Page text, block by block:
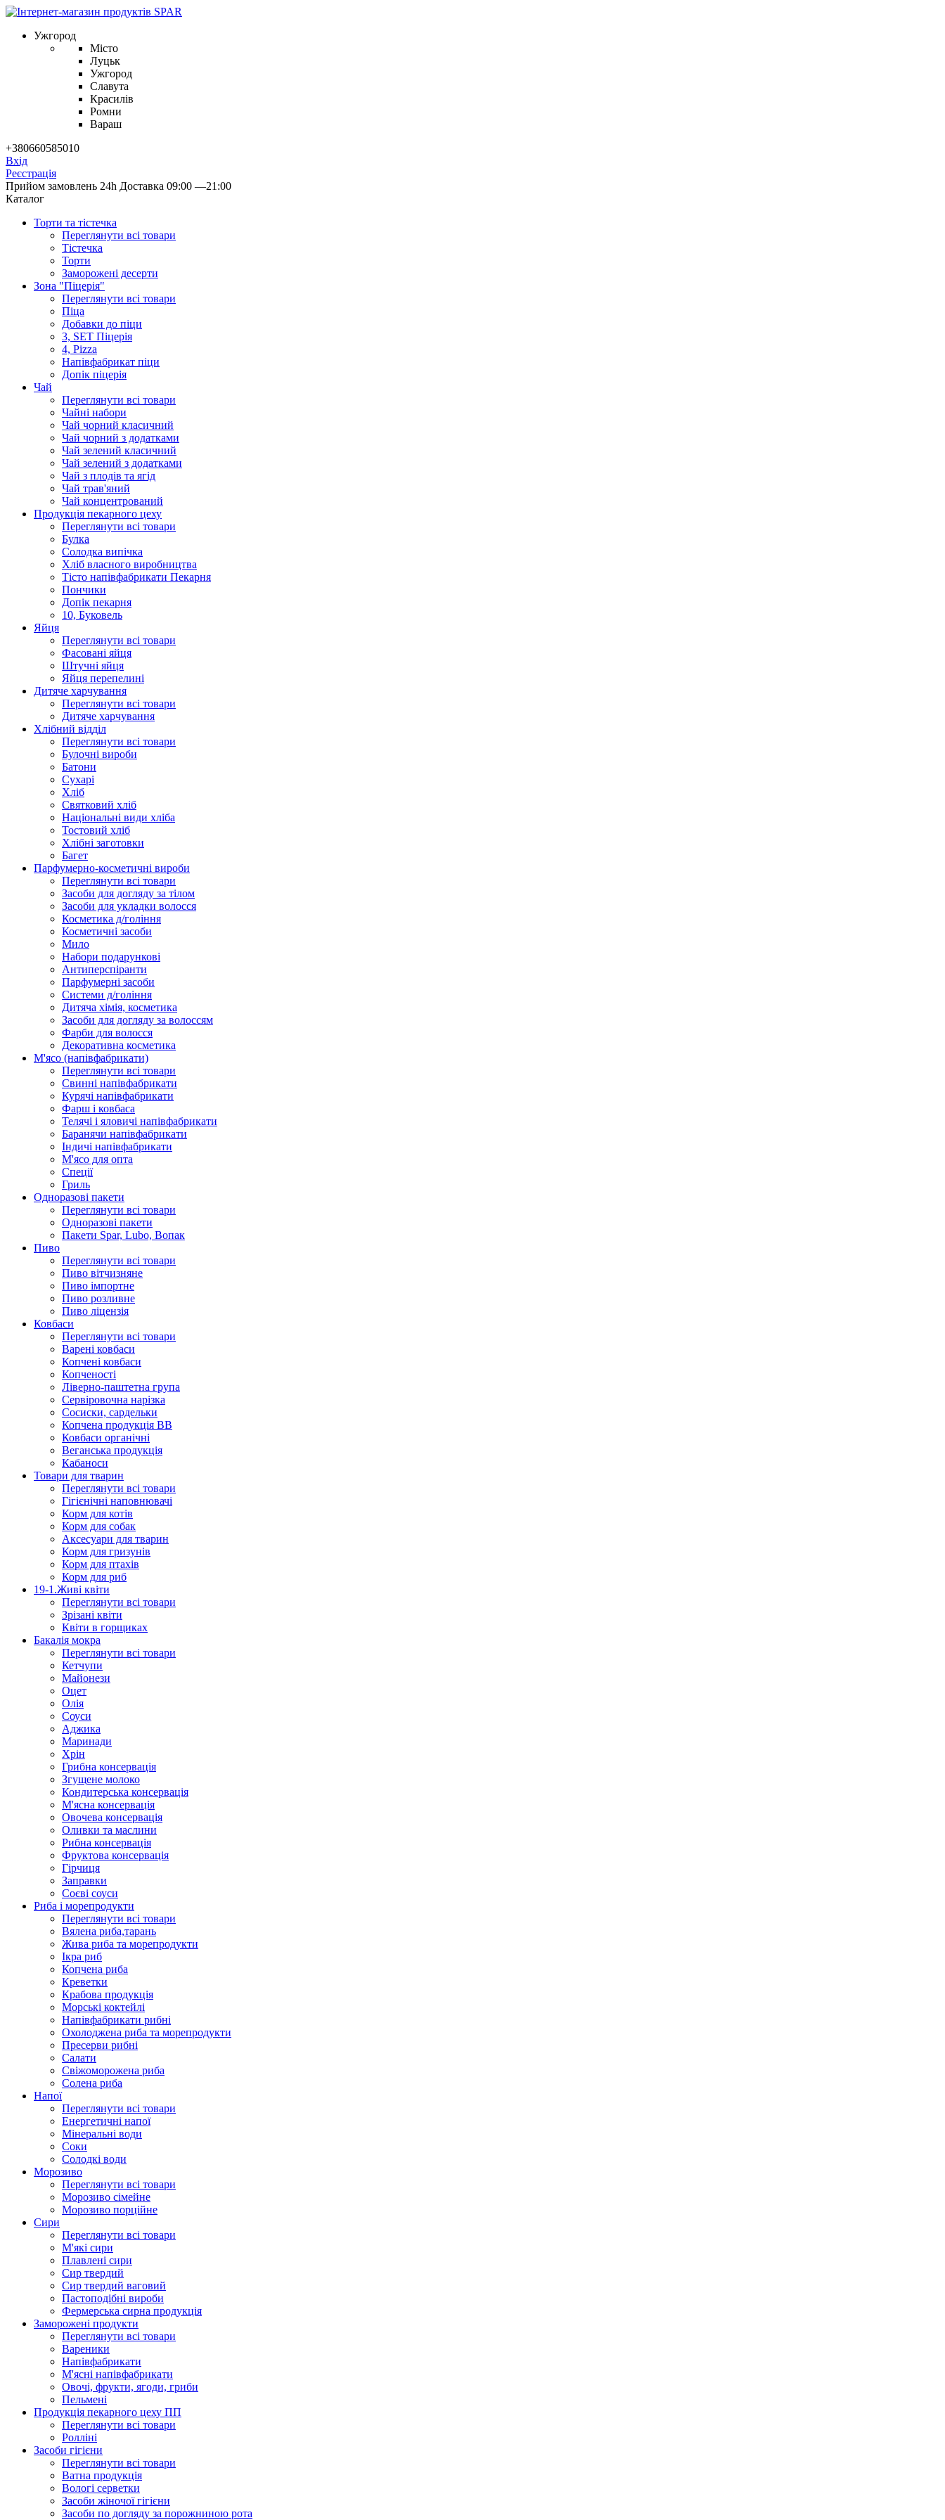
Ужгород
Місто
Луцьк
Ужгород
Славута
Красилів
Ромни
Вараш
+380660585010
Вхід
Реєстрація
Прийом замовлень 24h Доставка 09:00 —21:00
Каталог
Торти та тістечка
Переглянути всі товари
Тістечка
Торти
Заморожені десерти
Зона "Піцерія"
Переглянути всі товари
Піца
Добавки до піци
3, SET Піцерія
4, Pizza
Напівфабрикат піци
Допік піцерія
Чай
Переглянути всі товари
Чайні набори
Чай чорний класичний
Чай чорний з додатками
Чай зелений класичний
Чай зелений з додатками
Чай з плодів та ягід
Чай трав'яний
Чай концентрований
Продукцiя пекарного цеху
Переглянути всі товари
Булка
Солодка випiчка
Хлiб власного виробництва
Тiсто напiвфабрикати Пекарня
Пончики
Допік пекарня
10, Буковель
Яйця
Переглянути всі товари
Фасовані яйця
Штучні яйця
Яйця перепелині
Дитяче харчування
Переглянути всі товари
Дитяче харчування
Хлібний відділ
Переглянути всі товари
Булочні вироби
Батони
Сухарі
Хліб
Святковий хліб
Національні види хліба
Тостовий хліб
Хлібні заготовки
Багет
Парфумерно-косметичні вироби
Переглянути всі товари
Засоби для догляду за тілом
Засоби для укладки волосся
Косметика д/гоління
Косметичні засоби
Мило
Набори подарункові
Антиперспіранти
Парфумерні засоби
Системи д/гоління
Дитяча хімія, косметика
Засоби для догляду за волоссям
Фарби для волосся
Декоративна косметика
М'ясо (напiвфабрикати)
Переглянути всі товари
Свиннi напiвфабрикати
Курячi напiвфабрикати
Фарш i ковбаса
Телячi i яловичi напiвфабрикати
Баранячи напiвфабрикати
Iндичi напiвфабрикати
М'ясо для опта
Спеції
Гриль
Одноразові пакети
Переглянути всі товари
Одноразові пакети
Пакети Spar, Lubo, Вопак
Пиво
Переглянути всі товари
Пиво вітчизняне
Пиво імпортне
Пиво розливне
Пиво ліцензія
Ковбаси
Переглянути всі товари
Варені ковбаси
Копчені ковбаси
Копченості
Ліверно-паштетна група
Сервіровочна нарізка
Сосиски, сардельки
Копчена продукція ВВ
Ковбаси органічні
Веганська продукція
Кабаноси
Товари для тварин
Переглянути всі товари
Гігієнічні наповнювачі
Корм для котів
Корм для собак
Аксесуари для тварин
Корм для гризунів
Корм для птахів
Корм для риб
19-1.Живі квіти
Переглянути всі товари
Зрізані квіти
Квіти в горщиках
Бакалія мокра
Переглянути всі товари
Кетчупи
Майонези
Оцет
Олія
Соуси
Аджика
Маринади
Хрін
Грибна консервація
Згущене молоко
Кондитерська консервація
М'ясна консервація
Овочева консервація
Оливки та маслини
Рибна консервація
Фруктова консервація
Гірчиця
Заправки
Соєві соуси
Риба і морепродукти
Переглянути всі товари
Вялена риба,тарань
Жива риба та морепродукти
Ікра риб
Копчена риба
Крeветки
Крабова продукція
Морські коктейлi
Напівфабрикати рибні
Охолоджена риба та морепродукти
Пресерви рибні
Сaлати
Свіжоморожена риба
Солена риба
Напої
Переглянути всі товари
Енергетичні напої
Мінеральні води
Соки
Солодкі води
Морозиво
Переглянути всі товари
Морозиво сімейне
Морозиво порційне
Сири
Переглянути всі товари
М'які сири
Плавлені сири
Сир твердий
Сир твердий ваговий
Пастоподібні вироби
Фермерська сирна продукція
Заморожені продукти
Переглянути всі товари
Вареники
Напівфабрикати
М'ясні напівфабрикати
Овочі, фрукти, ягоди, гриби
Пельмені
Продукцiя пекарного цеху ПП
Переглянути всі товари
Ролліні
Засоби гігієни
Переглянути всі товари
Ватна продукція
Вологi серветки
Засоби жіночої гігієни
Засоби по догляду за порожниною рота